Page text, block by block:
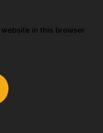
in this browser